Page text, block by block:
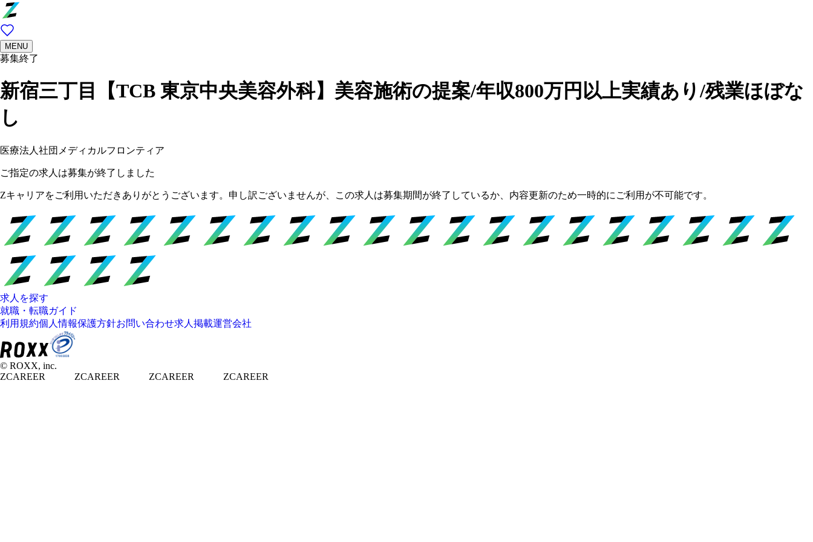
MENU
募集終了
新宿三丁目【TCB 東京中央美容外科】美容施術の提案/年収800万円以上実績あり/残業ほぼな
し
医療法人社団メディカルフロンティア
ご指定の求人は募集が終了しました
Zキャリアをご利用いただきありがとうございます。申し訳ございませんが、この求人は募集期間が終了しているか、内容更新のため一時的にご利用が不可能です。
求人を探す
就職・転職ガイド
利用規約個人情報保護方針お問い合わせ求人掲載運営会社
© ROXX, inc.
ZCAREER
ZCAREER ZCAREER ZCAREER